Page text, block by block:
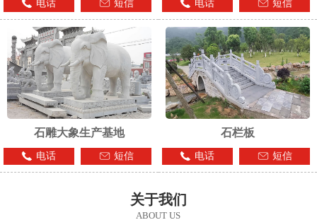
电话 短信 电话 短信
石雕大象生产基地
电话 短信
石栏板
电话 短信
关于我们
ABOUT US